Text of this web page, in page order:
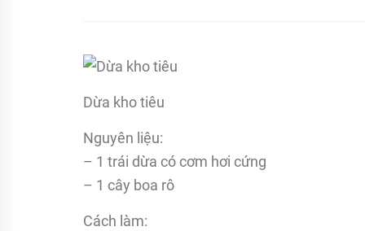
Dừa kho tiêu
Nguyên liệu:
– 1 trái dừa có cơm hơi cứng
– 1 cây boa rô
Cách làm: